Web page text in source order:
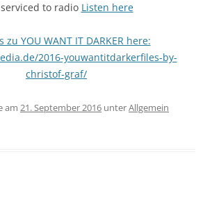
to radio Listen here
zu YOU WANT IT DARKER here:
2016-youwantitdarkerfiles-by-
christof-graf/
am 21. September 2016 unterAllgemein